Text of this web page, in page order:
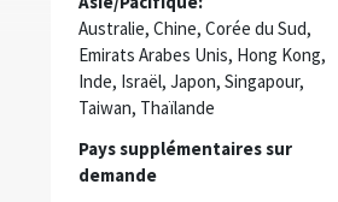
Australie, Chine, Corée du Sud,
Emirats Arabes Unis, Hong Kong,
Inde, Israël, Japon, Singapour,
Taiwan, Thaïlande
Pays supplémentaires sur
demande